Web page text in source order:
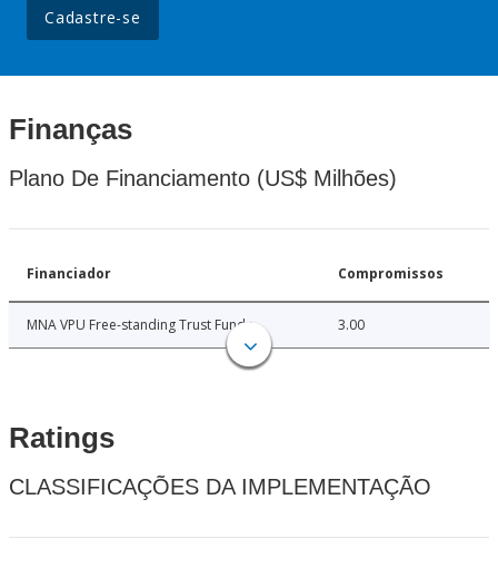
Cadastre-se
Finanças
Plano De Financiamento (US$ Milhões)
Financiador Compromissos
MNA VPU Free-standing Trust Funds 3.00
Ratings
CLASSIFICAÇÕES DA IMPLEMENTAÇÃO